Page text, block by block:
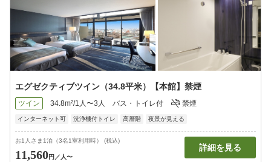
エグゼクティブツイン（34.8平米）【本館】禁煙
ツイン 34.8m²/1人〜3人 バス・トイレ付 禁煙
インターネット可 洗浄機付トイレ 高層階 夜景が見える
お1人さま1泊（3名1室利用時） (税込)
11,560円 ／人〜
詳細を見る